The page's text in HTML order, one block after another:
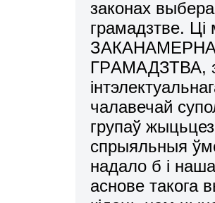
законах
гpамадзтве.
ГPАМАДЗТВА,
чалавечай
гpупаў
спpыяльныя
надало б і
аснове такога